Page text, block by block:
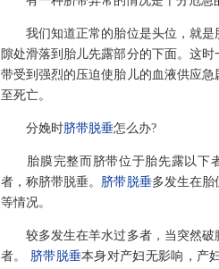
我们知道正常的胎位是头位，就是
隙处滑落到胎儿先露部分的下面。这
带受到强烈的压迫使胎儿的血液供应
至死亡。
分娩时脐带脱垂怎么办?
胎膜完整而脐带位于胎先露以下者
者，称脐带脱垂。 脐带脱垂多发生在胎
等情况。
较多发生在羊水过多者，当突然破
者。 脐带脱垂本身对产妇无影响，产